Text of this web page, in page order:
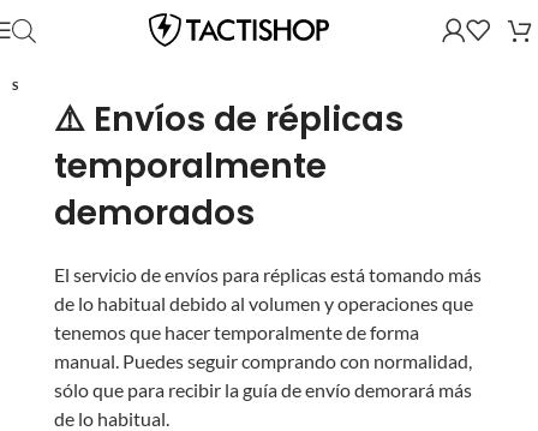
⚠️ Envíos de réplicas
temporalmente
demorados
El servicio de envíos para réplicas está tomando más
de lo habitual debido al volumen y operaciones que
tenemos que hacer temporalmente de forma
manual. Puedes seguir comprando con normalidad,
sólo que para recibir la guía de envío demorará más
de lo habitual.
SOLD OUT